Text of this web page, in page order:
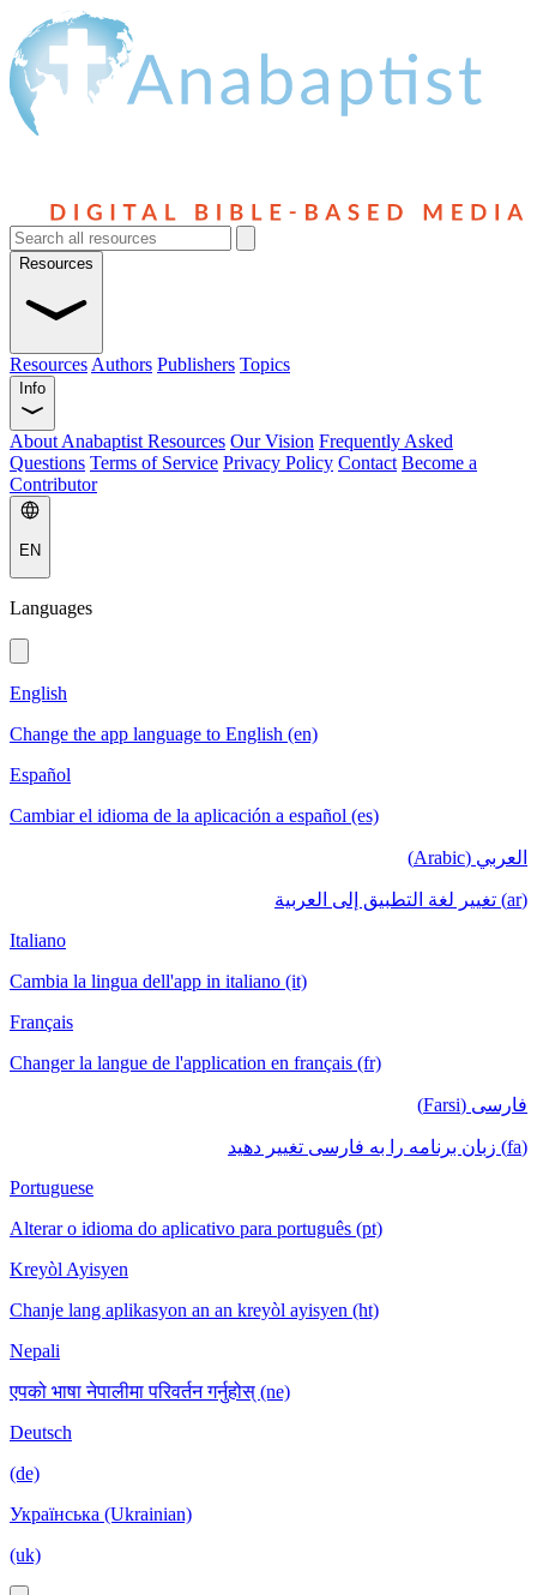
Resources
Resources Authors Publishers Topics
Info
About Anabaptist Resources Our Vision Frequently Asked
Questions Terms of Service Privacy Policy Contact Become a
Contributor
EN
Languages
English
Change the app language to English (en)
Español
Cambiar el idioma de la aplicación a español (es)
العربي (Arabic)
(ar) تغيير لغة التطبيق إلى العربية
Italiano
Cambia la lingua dell'app in italiano (it)
Français
Changer la langue de l'application en français (fr)
فارسی (Farsi)
(fa) زبان برنامه را به فارسی تغییر دهید
Portuguese
Alterar o idioma do aplicativo para português (pt)
Kreyòl Ayisyen
Chanje lang aplikasyon an an kreyòl ayisyen (ht)
Nepali
एपको भाषा नेपालीमा परिवर्तन गर्नुहोस् (ne)
Deutsch
(de)
Українська (Ukrainian)
(uk)